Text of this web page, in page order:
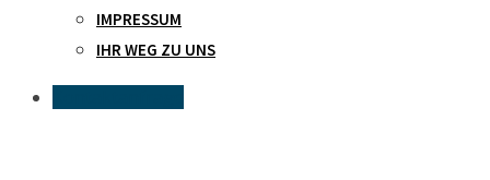
IMPRESSUM
IHR WEG ZU UNS